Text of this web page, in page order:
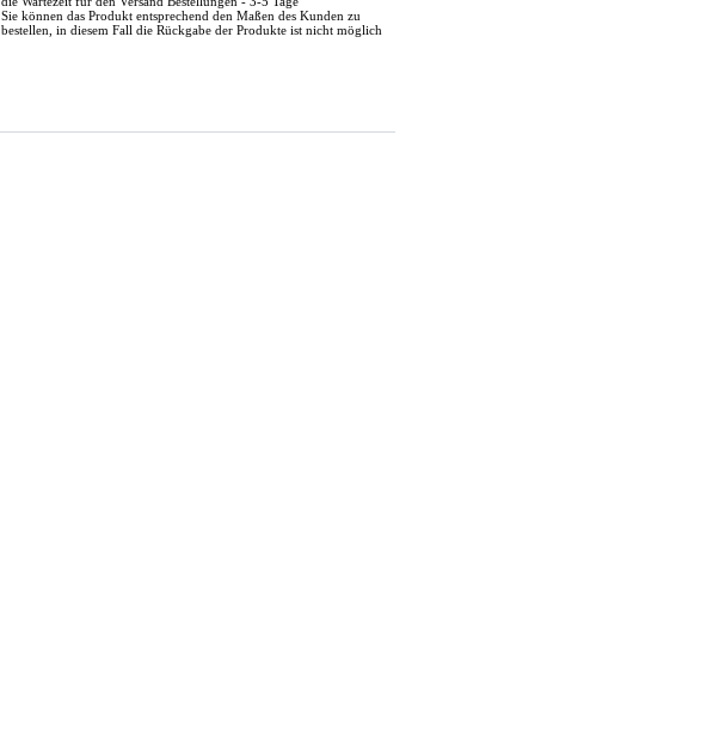
Sie können das Produkt entsprechend den Maßen des Kunden zu
bestellen, in diesem Fall die Rückgabe der Produkte ist nicht möglich